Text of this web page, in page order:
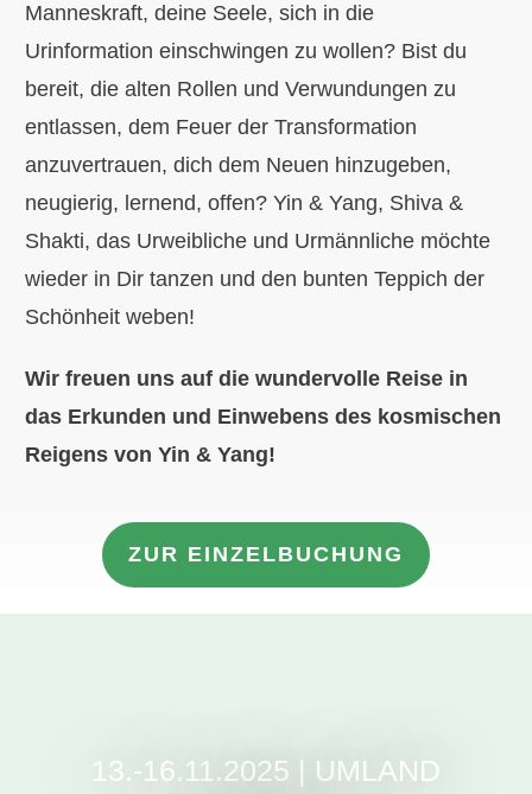
Manneskraft, deine Seele, sich in die
Urinformation einschwingen zu wollen? Bist du
bereit, die alten Rollen und Verwundungen zu
entlassen, dem Feuer der Transformation
anzuvertrauen, dich dem Neuen hinzugeben,
neugierig, lernend, offen? Yin & Yang, Shiva &
Shakti, das Urweibliche und Urmännliche möchte
wieder in Dir tanzen und den bunten Teppich der
Schönheit weben!
Wir freuen uns auf die wundervolle Reise in
das Erkunden und Einwebens des kosmischen
Reigens von Yin & Yang!
ZUR EINZELBUCHUNG
13.-16.11.2025 | UMLAND